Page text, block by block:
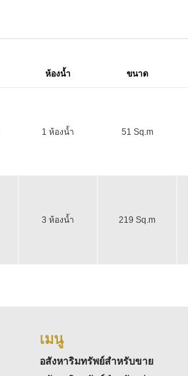
ห้องน้ำ ขนาด
1 ห้องน้ำ 51 Sq.m
3 ห้องน้ำ 219 Sq.m
เมนู
อสังหาริมทรัพย์สำหรับขาย